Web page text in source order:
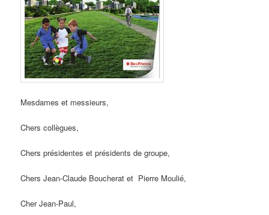
Mesdames et messieurs,
Chers collègues,
Chers présidentes et présidents de groupe,
Chers Jean-Claude Boucherat et Pierre Moulié,
Cher Jean-Paul,